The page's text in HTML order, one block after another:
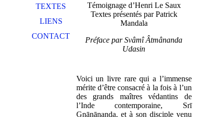
TEXTES
LIENS
CONTACT
Témoignage d’Henri Le Saux
Textes présentés par Patrick
Mandala
Préface par Svâmî Âtmânanda
Udasin
Voici un livre rare qui a l’immense
mérite d’être consacré à la fois à l’un
des grands maîtres védantins de
l’Inde contemporaine, Srī
Gnānānanda, et à son disciple venu